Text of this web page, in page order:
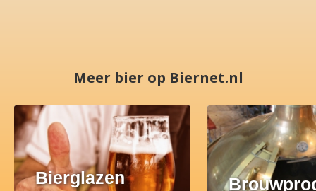
Meer bier op Biernet.nl
Bierglazen